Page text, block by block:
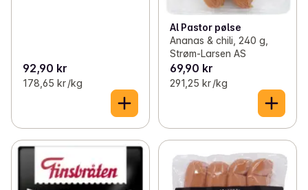
92,90 kr
178,65 kr /kg
Al Pastor pølse
Ananas & chili, 240 g,
Strøm-Larsen AS
69,90 kr
291,25 kr /kg